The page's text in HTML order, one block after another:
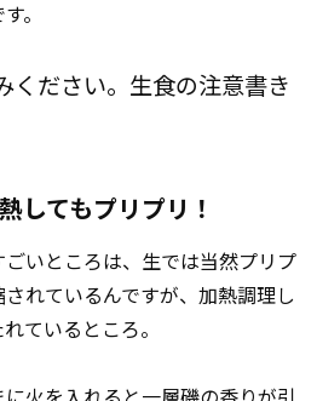
。
ください。生食の注意書き
してもプリプリ！
いところは、生では当然プリプ
れているんですが、加熱調理し
ているところ。